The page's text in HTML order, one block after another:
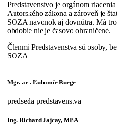
Predstavenstvo je orgánom
Autorského zákona a zároveň je
SOZA navonok aj dovnútra. Má
obdobie nie je časovo ohraničené.
Členmi Predstavenstva sú osoby,
SOZA.
Mgr. art. Ľubomír Burgr
predseda predstavenstva
Ing. Richard Jajcay, MBA